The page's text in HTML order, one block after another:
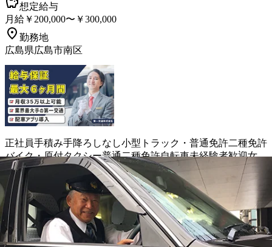
想定給与
月給￥200,000〜￥300,000
勤務地
広島県広島市南区
正社員手積み手降ろしなし小型トラック・普通免許二種免許
バイク・原付タクシー普通二種免許自転車未経験者歓迎女
性・男性歓迎
シニア歓迎日勤・夜勤選択可能
気になる 詳しく見る
【月収50万円も可能！】広島市のタク
シードライバー｜広島県広島市東区